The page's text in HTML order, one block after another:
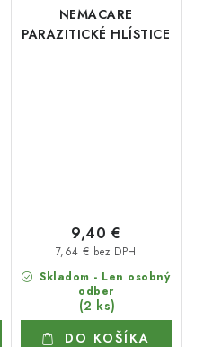
NEMACARE
PARAZITICKÉ HLÍSTICE
Skladom - Len osobný
odber
(2 ks)
7,64 € bez DPH
9,40 €
DO KOŠÍKA